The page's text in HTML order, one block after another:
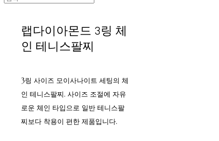
랩다이아몬드 3링 체
인 테니스팔찌
3링 사이즈 모이사나이트 세팅의 체
인 테니스팔찌. 사이즈 조절에 자유
로운 체인 타입으로 일반 테니스팔
찌보다 착용이 편한 제품입니다.